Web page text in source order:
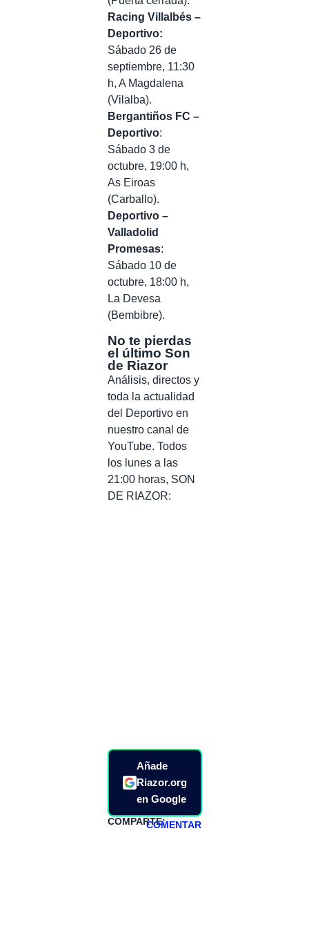
Racing Villalbés –
Deportivo:
Sábado 26 de
septiembre, 11:30
h, A Magdalena
(Vilalba).
Bergantiños FC –
Deportivo:
Sábado 3 de
octubre, 19:00 h,
As Eiroas
(Carballo).
Deportivo –
Valladolid
Promesas:
Sábado 10 de
octubre, 18:00 h,
La Devesa
(Bembibre).
No te pierdas
el último Son
de Riazor
Análisis, directos y
toda la actualidad
del Deportivo en
nuestro canal de
YouTube. Todos
los lunes a las
21:00 horas, SON
DE RIAZOR:
Añade
Riazor.org
en Google
COMPARTE:COMENTAR